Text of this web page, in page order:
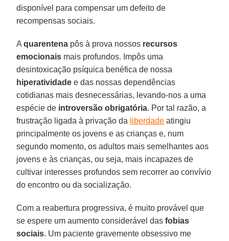
disponível para compensar um defeito de
recompensas sociais.
Aquarentena pôs à prova nossos recursos
emocionais mais profundos. Impôs uma
desintoxicação psíquica benéfica de nossa
hiperatividade e das nossas dependências
cotidianas mais desnecessárias, levando-nos a uma
espécie de introversão obrigatória. Por tal razão, a
frustração ligada à privação da liberdade atingiu
principalmente os jovens e as crianças e, num
segundo momento, os adultos mais semelhantes aos
jovens e às crianças, ou seja, mais incapazes de
cultivar interesses profundos sem recorrer ao convívio
do encontro ou da socialização.
Com a reabertura progressiva, é muito provável que
se espere um aumento considerável dasfobias
sociais. Um paciente gravemente obsessivo me